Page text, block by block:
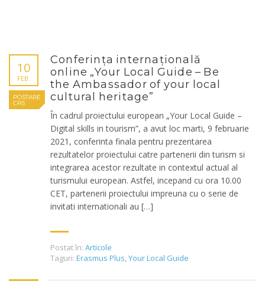
10
FEB.
POSTARE
CRS
Conferința internațională
online „Your Local Guide – Be
the Ambassador of your local
cultural heritage”
În cadrul proiectului european „Your Local Guide –
Digital skills in tourism”, a avut loc marti, 9 februarie
2021, conferinta finala pentru prezentarea
rezultatelor proiectului catre partenerii din turism si
integrarea acestor rezultate in contextul actual al
turismului european. Astfel, incepand cu ora 10.00
CET, partenerii proiectului impreuna cu o serie de
invitati internationali au […]
Postat în: Articole
Taguri: Erasmus Plus,Your Local Guide